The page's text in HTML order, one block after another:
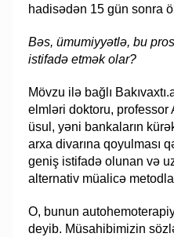
hadisədən 15 gün sonra
Bəs, ümumiyyətlə, bu
istifadə etmək olar?
Mövzu ilə bağlı
elmləri doktoru,
üsul, yəni bankaların
arxa divarına qoyulması
geniş istifadə olunan və
alternativ müalicə
O, bunun
deyib. Müsahibimizin